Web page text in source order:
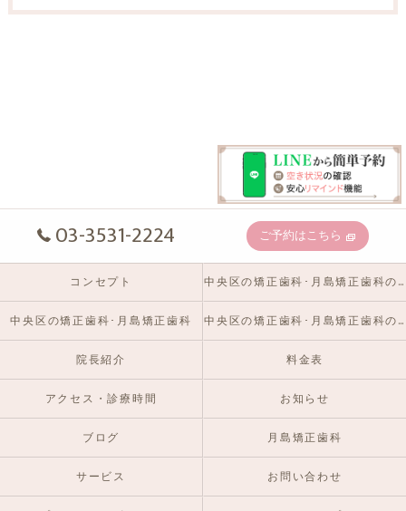
03-3531-2224 ご予約はこちら
コンセプト 中央区の矯正歯科･月島矯正歯科の口コミ情報
中央区の矯正歯科･月島矯正歯科 中央区の矯正歯科･月島矯正歯科のお客様の声
院長紹介 料金表
アクセス・診療時間 お知らせ
ブログ 月島矯正歯科
サービス お問い合わせ